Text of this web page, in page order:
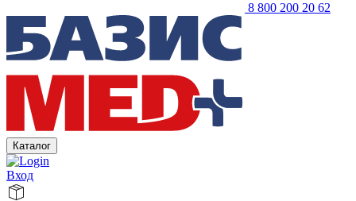
8 800 200 20 62
Каталог
Вход